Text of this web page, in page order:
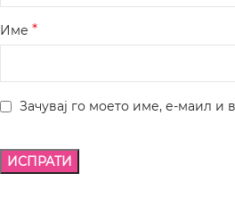
Име *
Зачувај го моето име, е-маил и